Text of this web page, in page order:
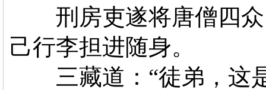
刑房吏遂将唐僧四众
己行李担进随身。
三藏道：“徒弟，这是